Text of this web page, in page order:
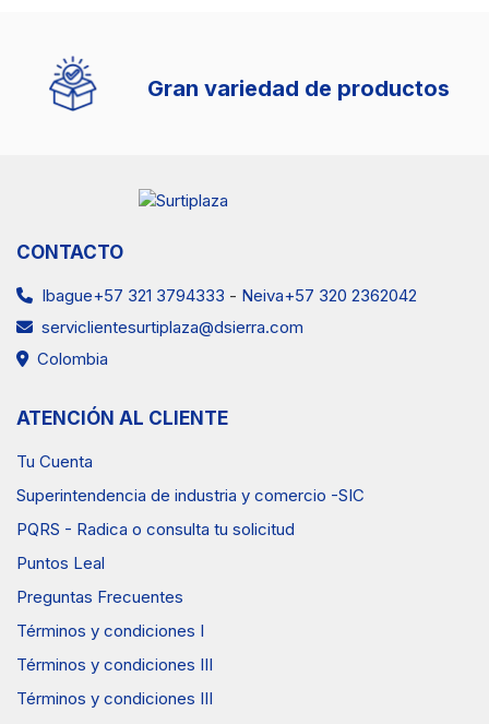
Gran variedad de productos
CONTACTO
Ibague+57 321 3794333 - Neiva+57 320 2362042
serviclientesurtiplaza@dsierra.com
Colombia
ATENCIÓN AL CLIENTE
Tu Cuenta
Superintendencia de industria y comercio -SIC
PQRS - Radica o consulta tu solicitud
Puntos Leal
Preguntas Frecuentes
Términos y condiciones I
Términos y condiciones III
Términos y condiciones III